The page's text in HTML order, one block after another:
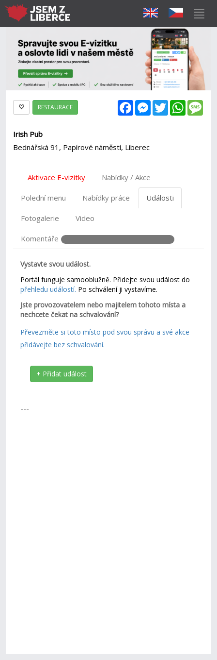
FacebookMessenger
Twitter
RESTAURACE
Irish Pub
Bednářská 91, Papírové náměstí, Liberec
Aktivace E-vizitky Nabídky / Akce
Polední menu Nabídky práce Události
Fotogalerie Video
Komentáře
Vystavte svou událost.
Portál funguje samooblužně. Přidejte svou událost do
přehledu událostí. Po schválení ji vystavíme.
Jste provozovatelem nebo majitelem tohoto místa a
nechcete čekat na schvalování?
Převezměte si toto místo pod svou správu a své akce
přidávejte bez schvalování.
+ Přidat událost
---